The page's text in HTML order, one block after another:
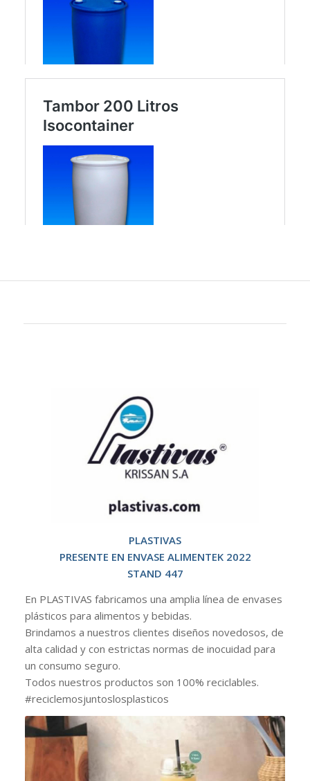
PLASTIVAS
PRESENTE EN ENVASE ALIMENTEK 2022
STAND 447
En PLASTIVAS fabricamos una amplia línea de envases
plásticos para alimentos y bebidas.
Brindamos a nuestros clientes diseños novedosos, de
alta calidad y con estrictas normas de inocuidad para
un consumo seguro.
Todos nuestros productos son 100% reciclables.
#reciclemosjuntoslosplasticos